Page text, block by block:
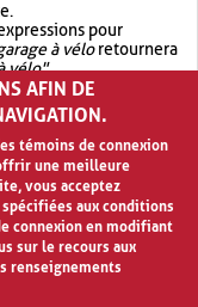
pour
à véloretournera
vélo".
OR.garage OR vélo
garage à vélo
AFIN DE
témoins de connexion
une meilleure
vous acceptez
aux conditions
connexion en modifiant
sur le recours aux
renseignements